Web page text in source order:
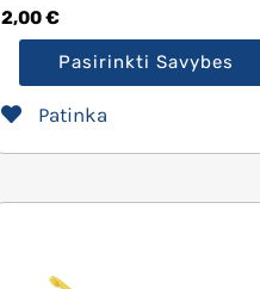
2,00€
Pasirinkti Savybes
Patinka